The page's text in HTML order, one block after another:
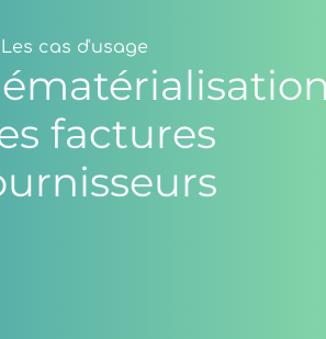
Les cas d'usage
factures